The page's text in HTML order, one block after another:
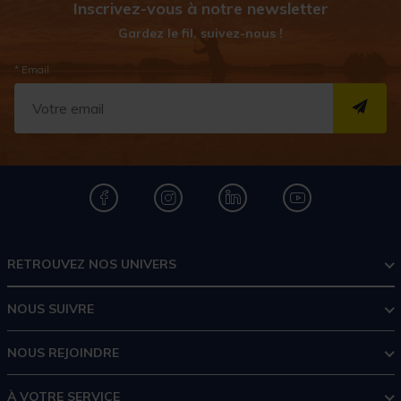
Inscrivez-vous à notre newsletter
Gardez le fil, suivez-nous !
* Email
RETROUVEZ NOS UNIVERS
NOUS SUIVRE
NOUS REJOINDRE
À VOTRE SERVICE